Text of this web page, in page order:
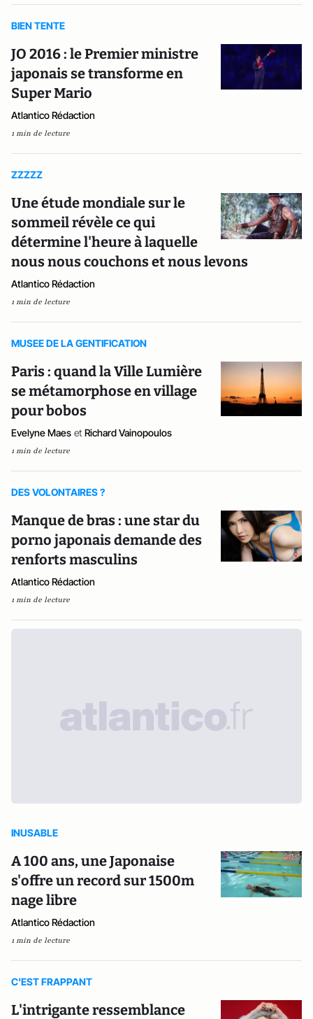
BIEN TENTE
JO 2016 : le Premier ministre
japonais se transforme en
Super Mario
Atlantico Rédaction
1 min de lecture
ZZZZZ
Une étude mondiale sur le
sommeil révèle ce qui
détermine l'heure à laquelle
nous nous couchons et nous levons
Atlantico Rédaction
1 min de lecture
MUSEE DE LA GENTIFICATION
Paris : quand la Ville Lumière
se métamorphose en village
pour bobos
Evelyne Maes et Richard Vainopoulos
1 min de lecture
DES VOLONTAIRES ?
Manque de bras : une star du
porno japonais demande des
renforts masculins
Atlantico Rédaction
1 min de lecture
INUSABLE
A 100 ans, une Japonaise
s'offre un record sur 1500m
nage libre
Atlantico Rédaction
1 min de lecture
C'EST FRAPPANT
L'intrigante ressemblance